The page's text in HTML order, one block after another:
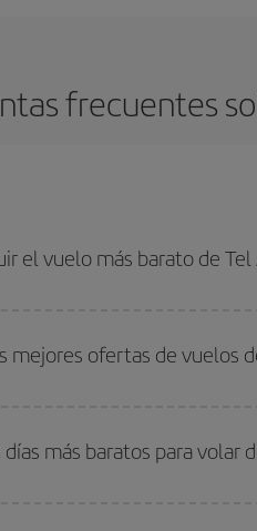
frecuentes
el vuelo más barato de
de ida y vuelta.
mejores ofertas de vuelos
escolares son temporada alta.
días más baratos para volar